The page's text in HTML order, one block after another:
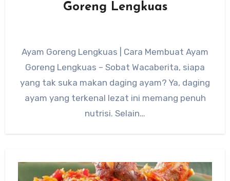
Goreng Lengkuas
Ayam Goreng Lengkuas | Cara Membuat Ayam
Goreng Lengkuas – Sobat Wacaberita, siapa
yang tak suka makan daging ayam? Ya, daging
ayam yang terkenal lezat ini memang penuh
nutrisi. Selain…